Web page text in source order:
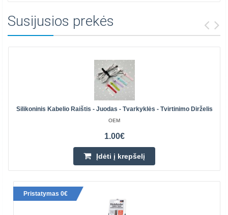
Susijusios prekės
Silikoninis Kabelio Raištis - Juodas - Tvarkyklės - Tvirtinimo Dirželis
OEM
1.00€
Įdėti į krepšelį
Pristatymas 0€